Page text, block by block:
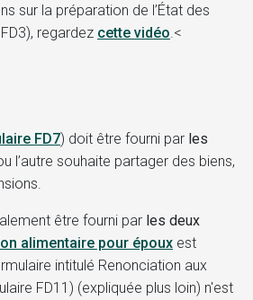
sur la préparation de l’État des
regardez cette vidéo .<
FD7) doit être fourni par les
l’autre souhaite partager des biens,
être fourni par les deux
alimentaire pour époux est
intitulé Renonciation aux
FD11) (expliquée plus loin) n'est